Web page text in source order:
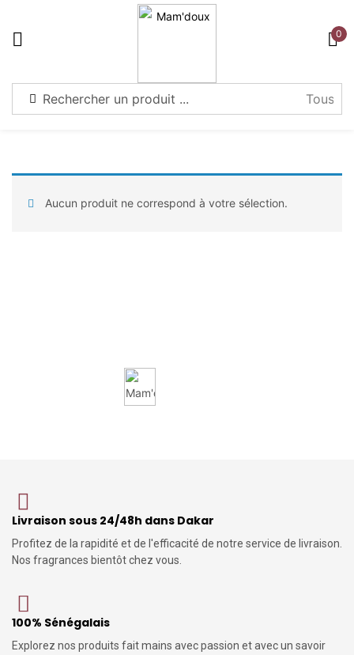
Warning 0
Aucun produit ne correspond à votre sélection.
Livraison sous 24/48h dans Dakar
Profitez de la rapidité et de l'efficacité de notre service de livraison.
Nos fragrances bientôt chez vous.
100% Sénégalais
Explorez nos produits fait mains avec passion et avec un savoir